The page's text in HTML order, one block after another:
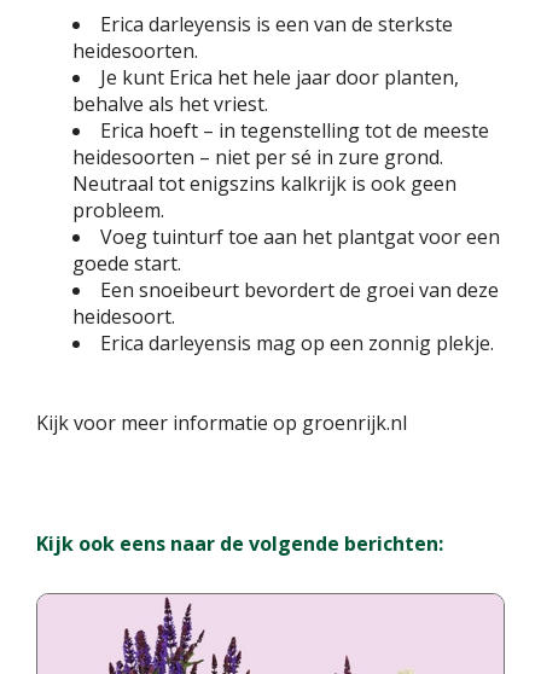
Erica darleyensis is een van de sterkste
heidesoorten.
Je kunt Erica het hele jaar door planten,
behalve als het vriest.
Erica hoeft – in tegenstelling tot de meeste
heidesoorten – niet per sé in zure grond.
Neutraal tot enigszins kalkrijk is ook geen
probleem.
Voeg tuinturf toe aan het plantgat voor een
goede start.
Een snoeibeurt bevordert de groei van deze
heidesoort.
Erica darleyensis mag op een zonnig plekje.
Kijk voor meer informatie op groenrijk.nl
Kijk ook eens naar de volgende berichten: